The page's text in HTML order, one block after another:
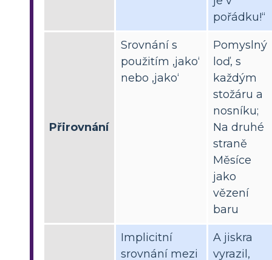
pořádku!“
Přirovnání
Srovnání s
použitím ‚jako‘
nebo ‚jako‘
Pomyslný
loď, s
každým
stožáru a
nosníku;
Na druhé
straně
Měsíce
jako
vězení
baru
Implicitní
srovnání mezi
A jiskra
vyrazil,